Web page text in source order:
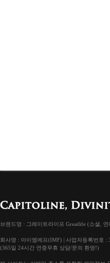
브랜드명 : 그레이트라이프 Greatlife (소셜,
회사명 : 아이엠에프(IMF) | 사업자등록번호 :
(365일 24시간 연중무휴 상담/문의 환영!)